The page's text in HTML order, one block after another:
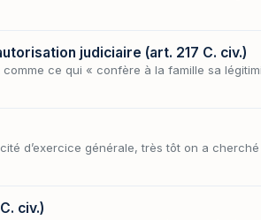
judiciaire (art. 217 C. civ.)
ce qui « confère à la famille sa
d’exercice générale, très tôt on a
civ.)